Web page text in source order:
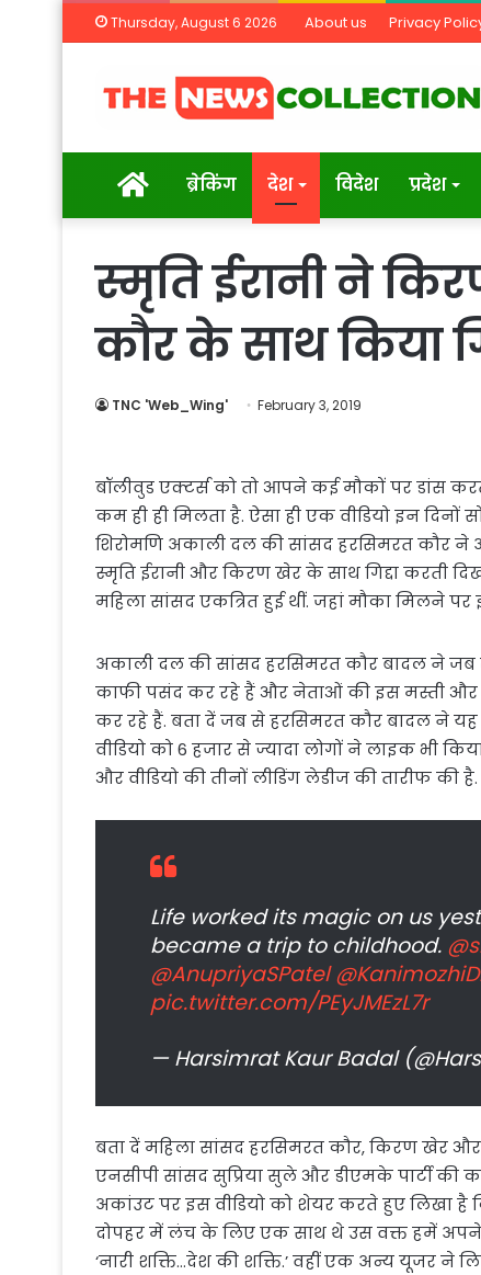
Thursday, August 6 2026 About us Privacy
Homeब्रेकिंग देश विदेश प्रदेश
स्मृति ईरानी ने
कौर के साथ किया
TNC 'Web_Wing' February 3, 2019
बॉलीवुड एक्टर्स को तो आपने कई मौकों पर डांस
कम ही ही मिलता है. ऐसा ही एक वीडियो इन दिनों
शिरोमणि अकाली दल की सांसद हरसिमरत कौर ने
स्मृति ईरानी और किरण खेर के साथ गिद्दा करती
महिला सांसद एकत्रित हुई थीं. जहां मौका मिलने
अकाली दल की सांसद हरसिमरत कौर बादल ने जब
काफी पसंद कर रहे हैं और नेताओं की इस मस्ती और
कर रहे हैं. बता दें जब से हरसिमरत कौर बादल ने यह
वीडियो को 6 हजार से ज्यादा लोगों ने लाइक भी
और वीडियो की तीनों लीडिंग लेडीज की तारीफ की है.
Life worked its magic on us
became a trip to childhood.
@AnupriyaSPatel
pic.twitter.com/PEyJMEzL7r
— Harsimrat Kaur Badal
बता दें महिला सांसद हरसिमरत कौर, किरण खेर और
एनसीपी सांसद सुप्रिया सुले और डीएमके पार्टी की
अकांउट पर इस वीडियो को शेयर करते हुए लिखा है
दोपहर में लंच के लिए एक साथ थे उस वक्त हमें
‘नारी शक्ति…देश की शक्ति.’ वहीं एक अन्य यूजर